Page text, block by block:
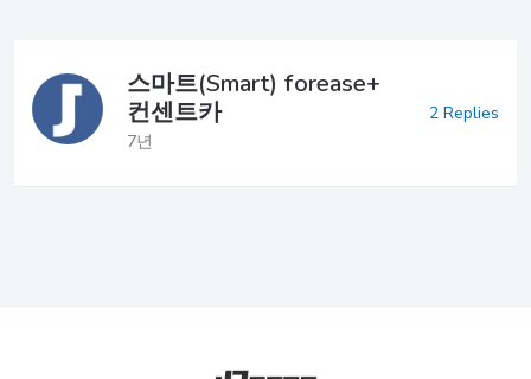
스마트(Smart) forease+
컨센트카
7년
2 Replies